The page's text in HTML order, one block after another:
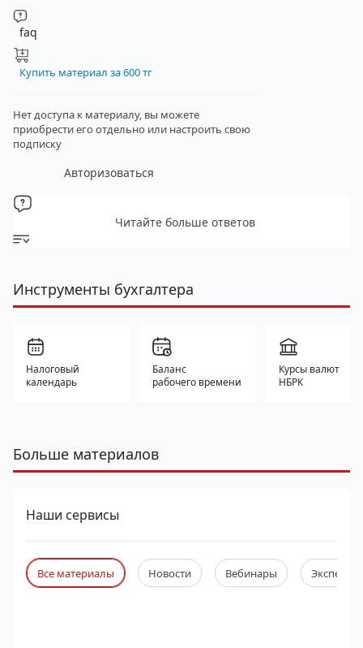
faq
Купить материал за 600 тг
Нет доступа к материалу, вы можете
приобрести его отдельно или настроить свою
подписку
Авторизоваться
Читайте больше ответов
Инструменты бухгалтера
Налоговый
календарь
Баланс
рабочего времени
Курсы валют
НБРК
Больше материалов
Наши сервисы
Все материалы Новости Вебинары